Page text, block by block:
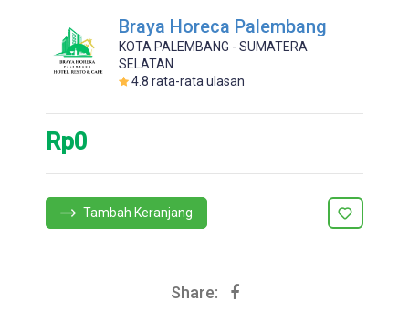
Braya Horeca Palembang
KOTA PALEMBANG - SUMATERA
SELATAN
4.8 rata-rata ulasan
Rp0
Tambah Keranjang
Share: